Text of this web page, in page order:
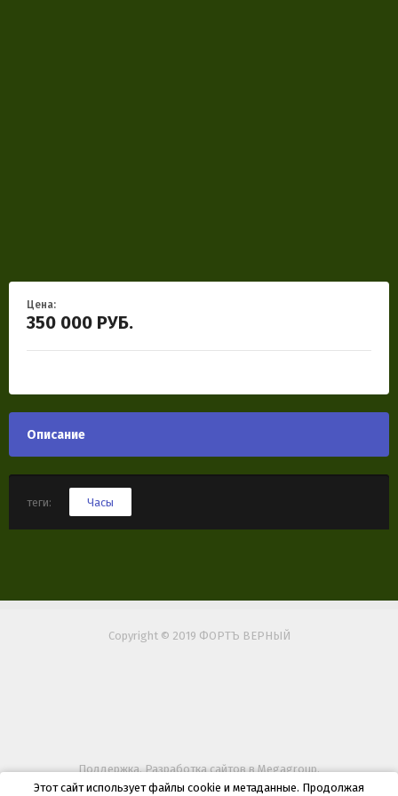
Цена:
350 000 РУБ.
Описание
теги: Часы
Copyright © 2019 ФОРТЪ ВЕРНЫЙ
Поддержка.Разработка сайтовв Megagroup.
Этот сайт использует файлы cookie и метаданные. Продолжая